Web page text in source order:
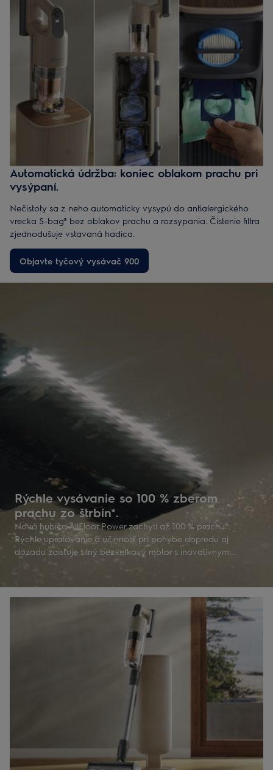
Automatická údržba: koniec oblakom prachu pri
vysýpaní.
Nečistoty sa z neho automaticky vysypú do antialergického
vrecka S-bag® bez oblakov prachu a rozsypania. Čistenie filtra
zjednodušuje vstavaná hadica.
Objavte tyčový vysávač 900
Rýchle vysávanie so 100 % zberom
prachu zo štrbín*.
Nová hubica AllFloor Power zachytí až 100 % prachu*.
Rýchle upratovanie a účinnosť pri pohybe dopredu aj
dozadu zaisťuje silný bezkefkový motor s inovatívnymi